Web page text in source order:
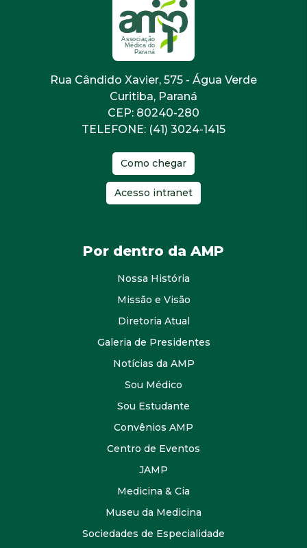
Rua Cândido Xavier, 575 - Água Verde
Curitiba, Paraná
CEP: 80240-280
TELEFONE: (41) 3024-1415
Como chegar
Acesso intranet
Por dentro da AMP
Nossa História
Missão e Visão
Diretoria Atual
Galeria de Presidentes
Notícias da AMP
Sou Médico
Sou Estudante
Convênios AMP
Centro de Eventos
JAMP
Medicina & Cia
Museu da Medicina
Sociedades de Especialidade